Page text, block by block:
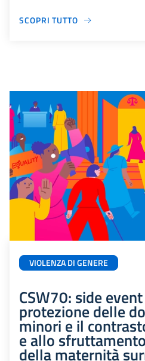
SCOPRI TUTTO
VIOLENZA DI GENERE
CSW70: side
protezione delle
minori e il
e allo
della maternità